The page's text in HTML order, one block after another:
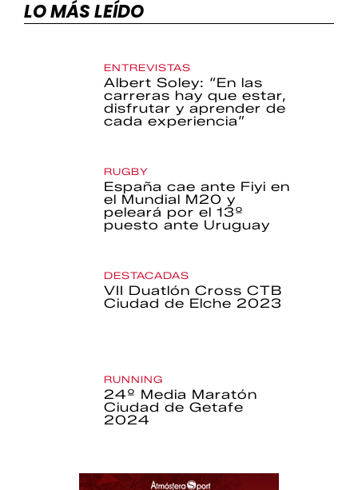
LO MÁS LEÍDO
ENTREVISTAS
Albert Soley: “En las
carreras hay que estar,
disfrutar y aprender de
cada experiencia”
RUGBY
España cae ante Fiyi en
el Mundial M20 y
peleará por el 13º
puesto ante Uruguay
DESTACADAS
VII Duatlón Cross CTB
Ciudad de Elche 2023
RUNNING
24º Media Maratón
Ciudad de Getafe
2024